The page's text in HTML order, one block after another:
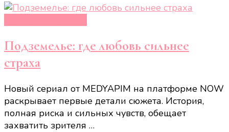
Подземелье: где любовь сильнее
страха
Новый сериал от MEDYAPIM на платформе NOW
раскрывает первые детали сюжета. История,
полная риска и сильных чувств, обещает
захватить зрителя …